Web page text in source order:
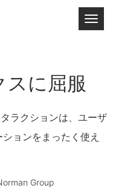
T
v
スに屈服
ラクションは、ユーザ
ョンをまったく使え
Group